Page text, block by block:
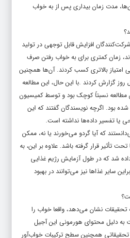
مدت زمان بیداری پس از به خواب
افزایش قابل توجهی در تولید
زمان کمتری برای به خواب رفتن صرف
بالاتری کسب کردند. آن‌ها همچنین
گزارش کردند .با این حال، این مطالعه
نسبتاً کوچک بود و توسط کمیسیون
شده بود. اگرچه نویسندگان گفتند که این
یا تفسیر داده‌ها نداشته است.
که آیا گردو می‌خورند یا نه، ممکن
تأثیر قرار گرفته باشد. علاوه بر این، به
شد که در طول آزمایش رژیم غذایی
سایر غذاها نیز می‌توانند در بهبود
تحقیقات نشان می‌دهد، واقعا خواب را
دلیل محتوای هورمونی این آجیل
تحقیقاتی همچنین سطح ترکیبات خواب‌آور